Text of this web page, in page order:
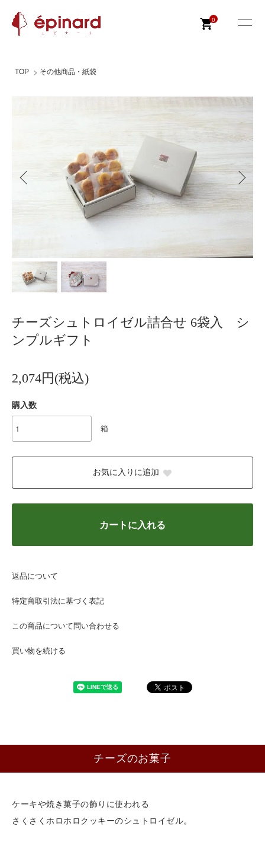
0
TOP その他商品・紙袋
チーズシュトロイゼル詰合せ 6袋入 シ
ンプルギフト
2,074円(税込)
購入数
箱
お気に入りに追加
カートに入れる
返品について
特定商取引法に基づく表記
この商品について問い合わせる
買い物を続ける
チーズのお菓子
ケーキや焼き菓子の飾りに使われる
さくさくホロホロクッキーのシュトロイゼル。